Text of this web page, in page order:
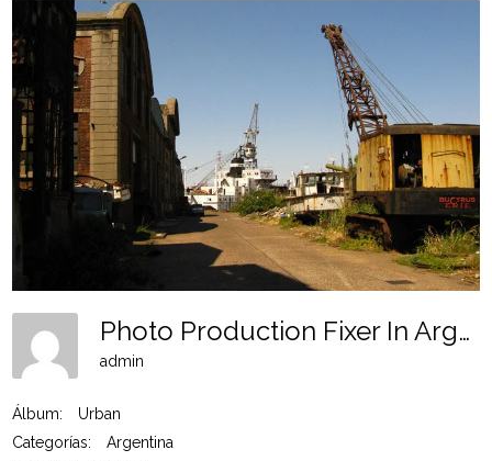
Photo Production Fixer In Argentina Ur 3
admin
Álbum:
Urban
Categorías:
Argentina